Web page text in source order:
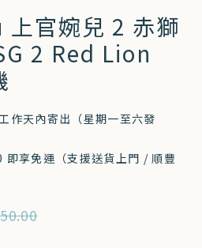
上官婉兒 2 赤獅
2 Red Lion
作天內寄出（星期一至六發
即享免運（支援送貨上門 / 順豐